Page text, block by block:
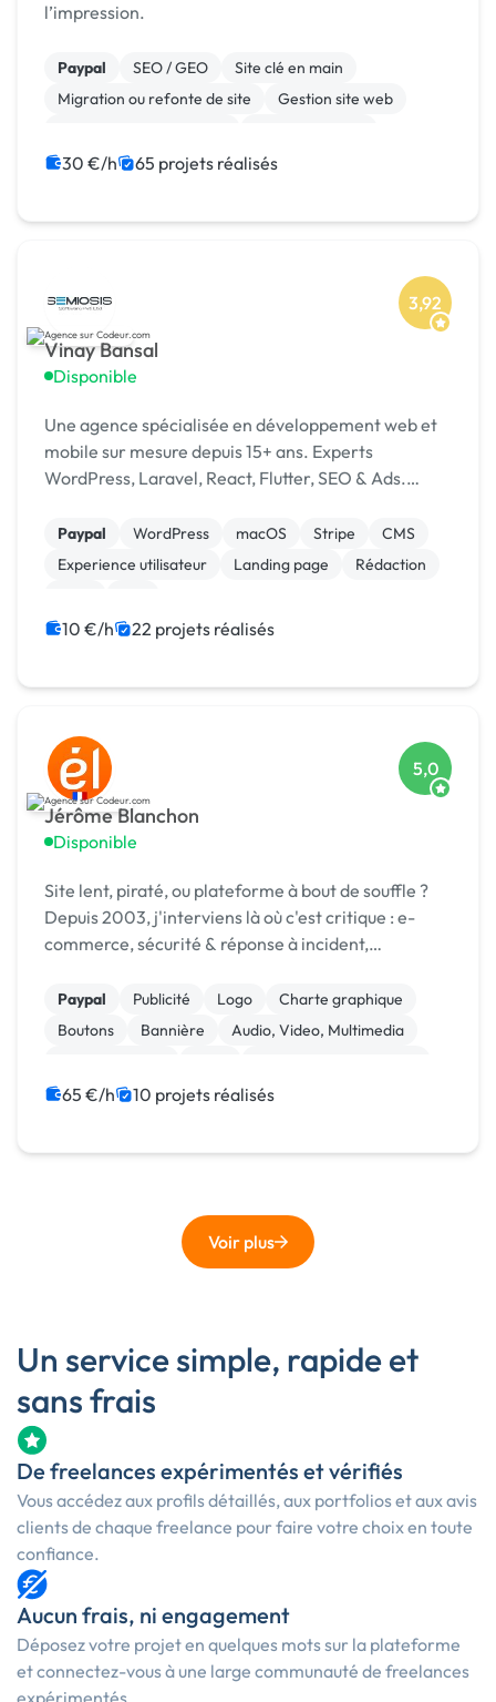
l’impression.
Paypal SEO / GEO
Site clé en main
Migration ou refonte de site
Gestion site web
Système de paiement
Animation 3D
30 €/h 65 projets réalisés
Vinay Bansal
Disponible
3,92
Une agence spécialisée en développement web et
mobile sur mesure depuis 15+ ans. Experts
WordPress, Laravel, React, Flutter, SEO & Ads.
Paypal WordPress macOS Stripe
CMS
Experience utilisateur
Landing page
Rédaction
10 €/h 22 projets réalisés
Jérôme Blanchon
Disponible
5,0
Site lent, piraté, ou plateforme à bout de souffle ?
Depuis 2003, j'interviens là où c'est critique : e-
commerce, sécurité & réponse à incident,
Paypal Publicité Logo
Charte graphique
Boutons
Bannière
Audio, Video, Multimedia
65 €/h 10 projets réalisés
Voir plus
Un service simple, rapide et
sans frais
De freelances expérimentés et vérifiés
Vous accédez aux profils détaillés, aux portfolios et aux avis
clients de chaque freelance pour faire votre choix en toute
confiance.
Aucun frais, ni engagement
Déposez votre projet en quelques mots sur la plateforme
et connectez-vous à une large communauté de freelances